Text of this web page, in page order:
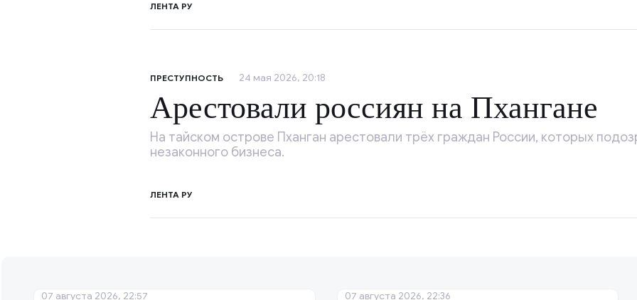
ЛЕНТА РУ
ПРЕСТУПНОСТЬ 24 мая 2026, 20:18
Арестовали россиян на Пхангане
На тайском острове Пханган арестовали трёх граждан России, которых
незаконного бизнеса.
ЛЕНТА РУ
07 августа 2026, 22:57 07 августа 2026, 22:36